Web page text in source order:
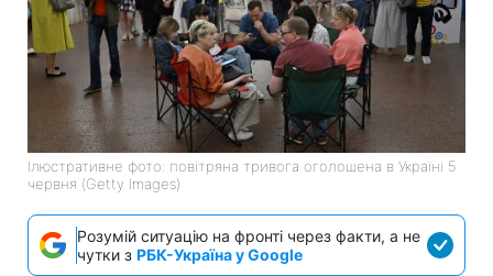
Ілюстративне фото: повітряна тривога оголошена в Україні 5
червня (Getty Images)
Розумій ситуацію на фронті через факти, а не
чутки з РБК-Україна у Google